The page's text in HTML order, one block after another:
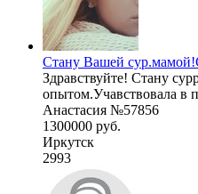
Стану Вашей
Здравствуйте! Стану
опытом.Учавствовала в
Анастасия №57856
1300000 руб.
Иркутск
2993